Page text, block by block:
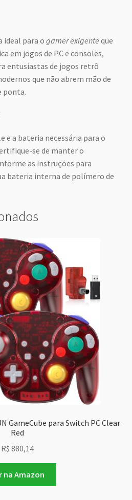
ideal para o gamer exigente que
em jogos de PC e consoles,
entusiastas de jogos retrô
que não abrem mão de
ponta.
e a bateria necessária para o
se de manter o
as instruções para
bateria interna de polímero de
GameCube para Switch PC Clear
Red
R$ 880,14
na Amazon